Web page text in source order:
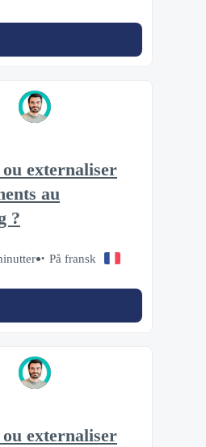
externaliser
au
?
På fransk
externaliser